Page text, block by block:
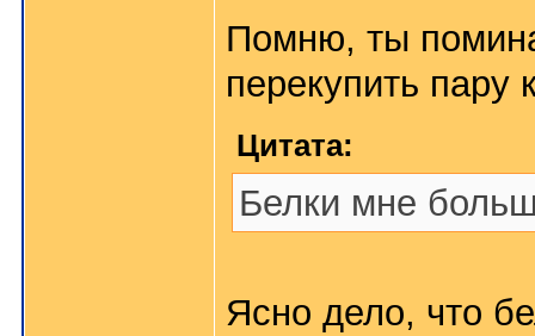
Помню, ты
перекупить пару
Цитата:
Белки мне
Ясно дело, что